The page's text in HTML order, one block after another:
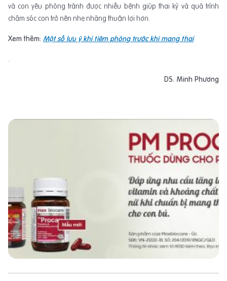
và con yêu phòng tránh được nhiều bệnh giúp thai kỳ và quá trình
chăm sóc con trở nên nhẹ nhàng thuận lợi hơn.
Xem thêm: Một số lưu ý khi tiêm phòng trước khi mang thai
.
DS. Minh Phương